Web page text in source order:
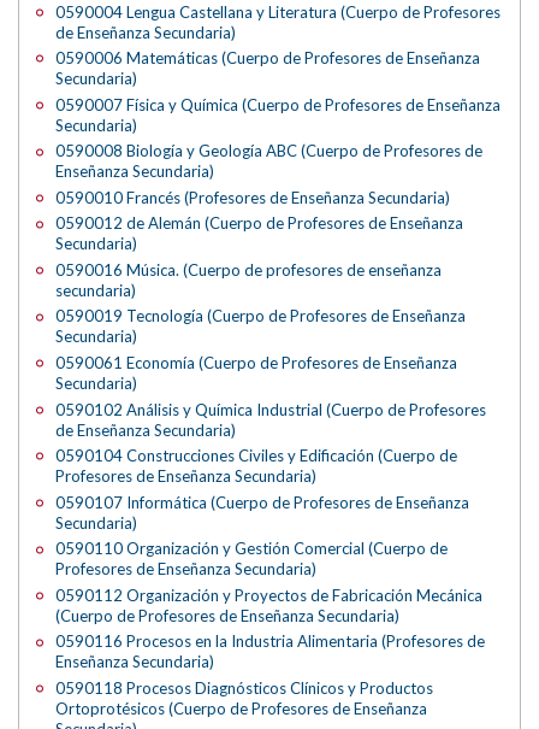
0590004 Lengua Castellana y Literatura (Cuerpo de Profesores
de Enseñanza Secundaria)
0590006 Matemáticas (Cuerpo de Profesores de Enseñanza
Secundaria)
0590007 Física y Química (Cuerpo de Profesores de Enseñanza
Secundaria)
0590008 Biología y Geología ABC (Cuerpo de Profesores de
Enseñanza Secundaria)
0590010 Francés (Profesores de Enseñanza Secundaria)
0590012 de Alemán (Cuerpo de Profesores de Enseñanza
Secundaria)
0590016 Música. (Cuerpo de profesores de enseñanza
secundaria)
0590019 Tecnología (Cuerpo de Profesores de Enseñanza
Secundaria)
0590061 Economía (Cuerpo de Profesores de Enseñanza
Secundaria)
0590102 Análisis y Química Industrial (Cuerpo de Profesores
de Enseñanza Secundaria)
0590104 Construcciones Civiles y Edificación (Cuerpo de
Profesores de Enseñanza Secundaria)
0590107 Informática (Cuerpo de Profesores de Enseñanza
Secundaria)
0590110 Organización y Gestión Comercial (Cuerpo de
Profesores de Enseñanza Secundaria)
0590112 Organización y Proyectos de Fabricación Mecánica
(Cuerpo de Profesores de Enseñanza Secundaria)
0590116 Procesos en la Industria Alimentaria (Profesores de
Enseñanza Secundaria)
0590118 Procesos Diagnósticos Clínicos y Productos
Ortoprotésicos (Cuerpo de Profesores de Enseñanza